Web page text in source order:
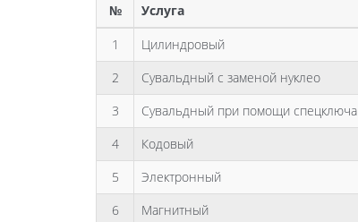
№ Услуга
1
Цилиндровый
2
Сувальдный с заменой нуклео
3
Сувальдный при помощи спецключа
4
Кодовый
5
Электронный
6
Магнитный